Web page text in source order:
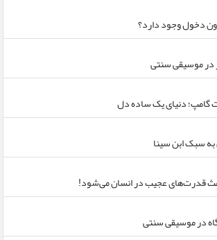
دخول وجود دارد؟
موسیقی سنتی
گامپ؛ دنیای یک ساده دل
سبک ابن سینا
در موسیقی سنتی